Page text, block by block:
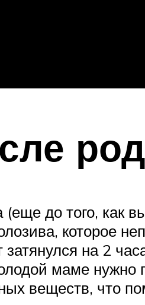
до того, как
которое
на 2
маме нужно
веществ, что